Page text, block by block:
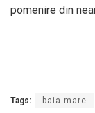
pomenire din
Tags: baia mare